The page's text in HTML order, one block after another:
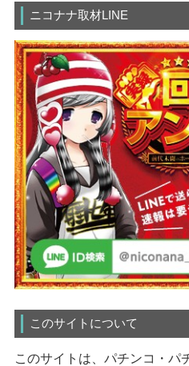
ニコナナ取材LINE
このサイトについて
このサイトは、パチンコ・パ